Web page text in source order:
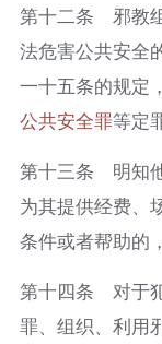
第十二条 邪教
法危害公共安全
一十五条的规定
公共安全罪等定
第十三条 明知
为其提供经费、
条件或者帮助的
第十四条 对于
罪、组织、利用